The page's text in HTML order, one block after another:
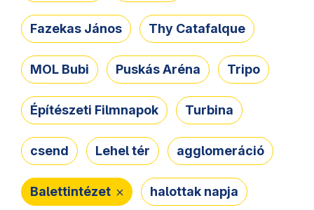
Fazekas János Thy Catafalque
MOL Bubi Puskás Aréna Tripo
Építészeti Filmnapok Turbina
csend Lehel tér agglomeráció
Balettintézet halottak napja